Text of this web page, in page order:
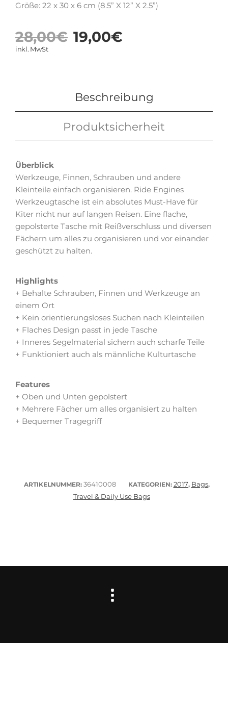
Größe: 22 x 30 x 6 cm (8.5” X 12” X 2.5”)
28,00€ Ursprünglicher
28,00€
19,00€
19,00€.
inkl. MwSt
Beschreibung
Produktsicherheit
Überblick
Werkzeuge, Finnen, Schrauben und andere
Kleinteile einfach organisieren. Ride Engines
Werkzeugtasche ist ein absolutes Must-Have für
Kiter nicht nur auf langen Reisen. Eine flache,
gepolsterte Tasche mit Reißverschluss und diversen
Fächern um alles zu organisieren und vor einander
geschützt zu halten.
Highlights
+ Behalte Schrauben, Finnen und Werkzeuge an
einem Ort
+ Kein orientierungsloses Suchen nach Kleinteilen
+ Flaches Design passt in jede Tasche
+ Inneres Segelmaterial sichern auch scharfe Teile
+ Funktioniert auch als männliche Kulturtasche
Features
+ Oben und Unten gepolstert
+ Mehrere Fächer um alles organisiert zu halten
+ Bequemer Tragegriff
ARTIKELNUMMER: 36410008 KATEGORIEN: 2017, Bags,
Travel & Daily Use Bags